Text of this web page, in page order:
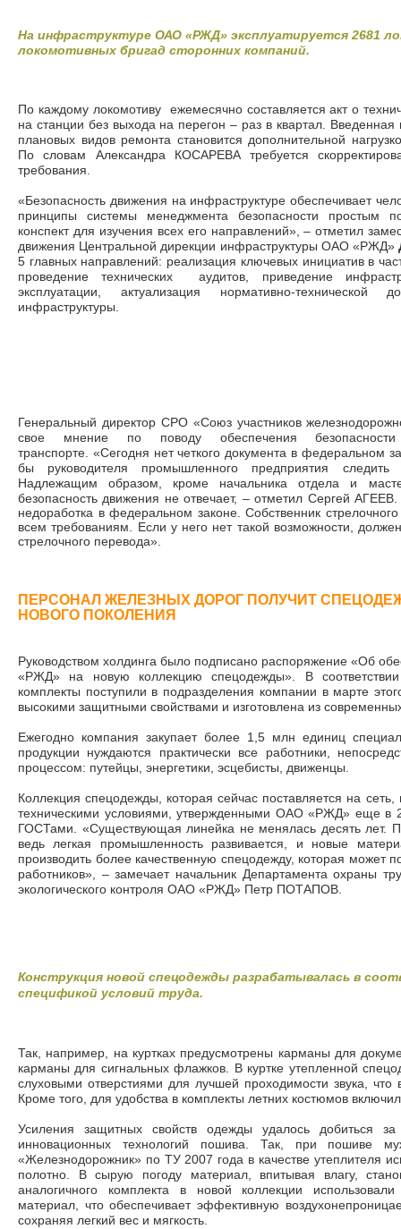
На инфраструктуре ОАО «РЖД» эксплуатируется 2681
локомотивных бригад сторонних компаний.
По каждому локомотиву ежемесячно составляется акт о
на станции без выхода на перегон – раз в квартал.
плановых видов ремонта становится дополнительной
По словам Александра КОСАРЕВА требуется
требования.
«Безопасность движения на инфраструктуре обеспечивает
принципы системы менеджмента безопасности простым
конспект для изучения всех его направлений», – отметил
движения Центральной дирекции инфраструктуры ОАО «РЖД»
5 главных направлений: реализация ключевых инициатив в
проведение технических аудитов, приведение
эксплуатации, актуализация нормативно-технической
инфраструктуры.
Генеральный директор СРО «Союз участников
свое мнение по поводу обеспечения
транспорте. «Сегодня нет четкого документа в федеральном
бы руководителя промышленного предприятия
Надлежащим образом, кроме начальника отдела и
безопасность движения не отвечает, – отметил Сергей
недоработка в федеральном законе. Собственник
всем требованиям. Если у него нет такой возможности,
стрелочного перевода».
ПЕРСОНАЛ ЖЕЛЕЗНЫХ ДОРОГ ПОЛУЧИТ
НОВОГО ПОКОЛЕНИЯ
Руководством холдинга было подписано распоряжение «Об
«РЖД» на новую коллекцию спецодежды». В
комплекты поступили в подразделения компании в марте
высокими защитными свойствами и изготовлена из
Ежегодно компания закупает более 1,5 млн единиц
продукции нуждаются практически все работники,
процессом: путейцы, энергетики, эсцебисты, движенцы.
Коллекция спецодежды, которая сейчас поставляется на сеть,
техническими условиями, утвержденными ОАО «РЖД» еще в
ГОСТами. «Существующая линейка не менялась десять лет.
ведь легкая промышленность развивается, и новые
производить более качественную спецодежду, которая может
работников», – замечает начальник Департамента охраны
экологического контроля ОАО «РЖД» Петр ПОТАПОВ.
Конструкция новой спецодежды разрабатывалась в
спецификой условий труда.
Так, например, на куртках предусмотрены карманы для
карманы для сигнальных флажков. В куртке утепленной
слуховыми отверстиями для лучшей проходимости звука, что
Кроме того, для удобства в комплекты летних костюмов
Усиления защитных свойств одежды удалось добиться
инновационных технологий пошива. Так, при пошиве
«Железнодорожник» по ТУ 2007 года в качестве утеплителя
полотно. В сырую погоду материал, впитывая влагу,
аналогичного комплекта в новой коллекции
материал, что обеспечивает эффективную
сохраняя легкий вес и мягкость.